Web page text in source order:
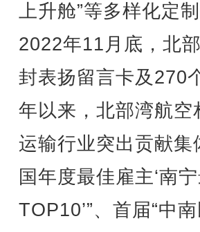
上升舱”等多样化定
2022年11月底，北
封表扬留言卡及270
年以来，北部湾航空
运输行业突出贡献集
国年度最佳雇主‘南
TOP10’”、首届“中